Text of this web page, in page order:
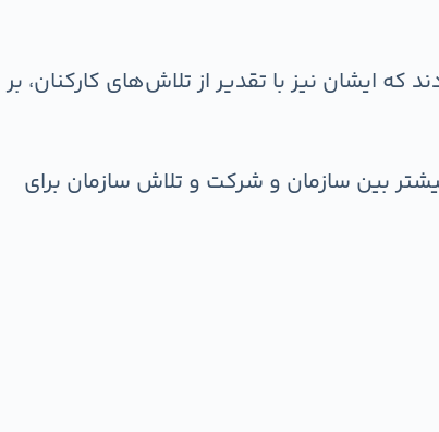
که ایشان نیز با تقدیر از تلاش‌های کارکنان، بر
بین سازمان و شرکت و تلاش سازمان برای